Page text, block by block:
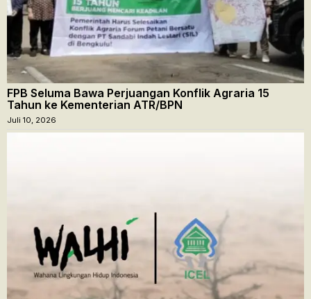
FPB Seluma Bawa Perjuangan Konflik Agraria 15
Tahun ke Kementerian ATR/BPN
Juli 10, 2026